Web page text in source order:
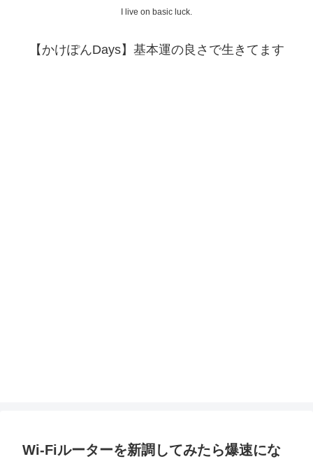
I live on basic luck.
【かけぽんDays】基本運の良さで生きてます
Wi-Fiルーターを新調してみたら爆速にな